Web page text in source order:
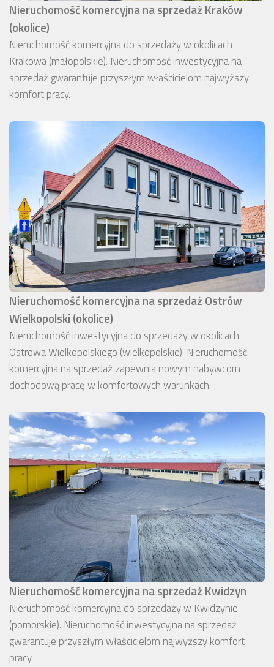
Nieruchomość komercyjna na sprzedaż Kraków
(okolice)
Nieruchomość komercyjna do sprzedaży w okolicach
Krakowa (małopolskie). Nieruchomość inwestycyjna na
sprzedaż gwarantuje przyszłym właścicielom najwyższy
komfort pracy.
Nieruchomość komercyjna na sprzedaż Ostrów
Wielkopolski (okolice)
Nieruchomość inwestycyjna do sprzedaży w okolicach
Ostrowa Wielkopolskiego (wielkopolskie). Nieruchomość
komercyjna na sprzedaż zapewnia nowym nabywcom
dochodową pracę w komfortowych warunkach.
Nieruchomość komercyjna na sprzedaż Kwidzyn
Nieruchomość komercyjna do sprzedaży w Kwidzynie
(pomorskie). Nieruchomość inwestycyjna na sprzedaż
gwarantuje przyszłym właścicielom najwyższy komfort
pracy.